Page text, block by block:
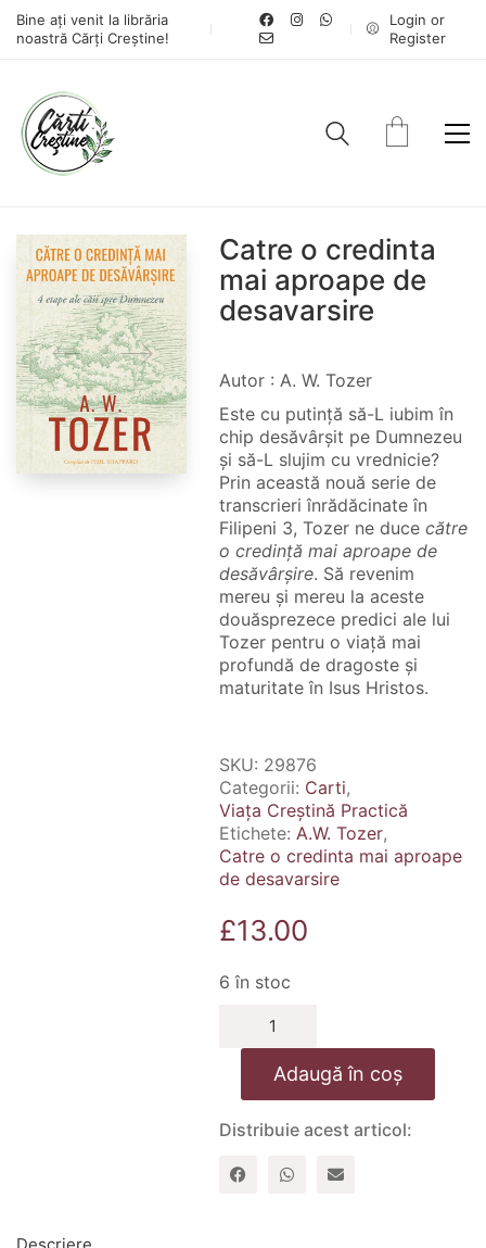
Bine ați venit la librăria
noastră Cărți Creștine!
Login or
Register
Catre o credinta
mai aproape de
desavarsire
Autor : A. W. Tozer
Este cu putință să-L iubim în
chip desăvârșit pe Dumnezeu
și să-L slujim cu vrednicie?
Prin această nouă serie de
transcrieri înrădăcinate în
Filipeni 3, Tozer ne duce către
o credință mai aproape de
desăvârșire. Să revenim
mereu și mereu la aceste
douăsprezece predici ale lui
Tozer pentru o viață mai
profundă de dragoste și
maturitate în Isus Hristos.
SKU: 29876
Categorii: Carti,
Viața Creștină Practică
Etichete: A.W. Tozer,
Catre o credinta mai aproape
de desavarsire
£13.00
6 în stoc
credinta
mai
de
Adaugă în coș
Distribuie acest articol:
Descriere